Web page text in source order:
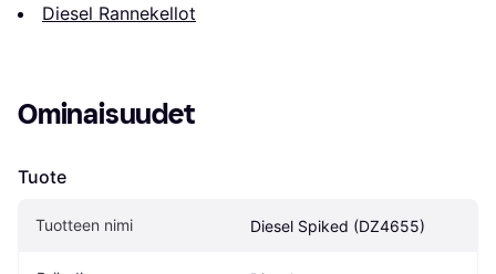
Diesel Rannekellot
Ominaisuudet
Tuote
Tuotteen nimi Diesel Spiked (DZ4655)